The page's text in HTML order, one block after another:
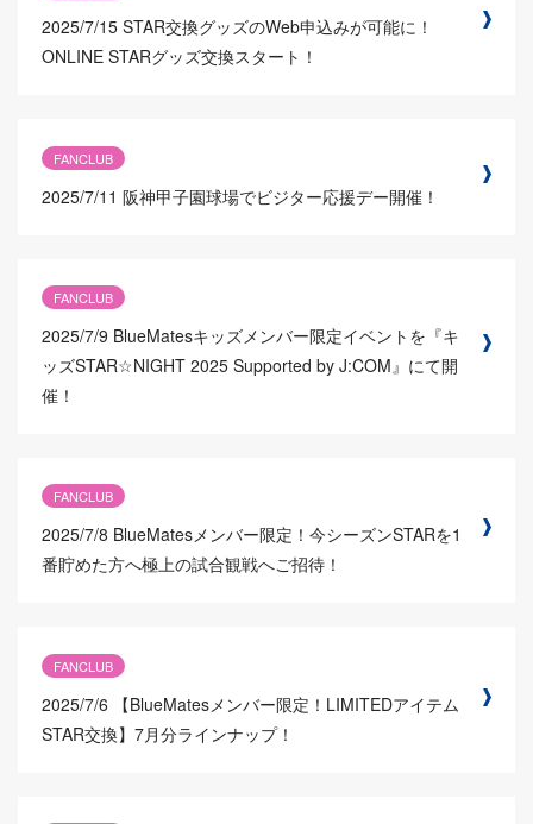
2025/7/15 STAR交換グッズのWeb申込みが可能に！
ONLINE STARグッズ交換スタート！
FANCLUB
2025/7/11 阪神甲子園球場でビジター応援デー開催！
FANCLUB
2025/7/9 BlueMatesキッズメンバー限定イベントを『キ
ッズSTAR☆NIGHT 2025 Supported by J:COM』にて開
催！
FANCLUB
2025/7/8 BlueMatesメンバー限定！今シーズンSTARを1
番貯めた方へ極上の試合観戦へご招待！
FANCLUB
2025/7/6
【BlueMatesメンバー限定！LIMITEDアイテム
STAR交換】7月分ラインナップ！